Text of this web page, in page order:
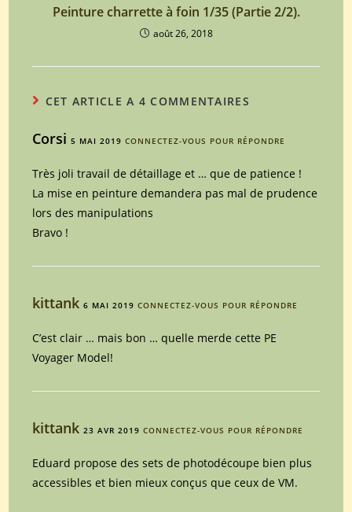
Peinture charrette à foin 1/35 (Partie 2/2).
août 26, 2018
CET ARTICLE A 4 COMMENTAIRES
Corsi5 MAI 2019 CONNECTEZ-VOUS POUR RÉPONDRE
Très joli travail de détaillage et … que de patience !
La mise en peinture demandera pas mal de prudence
lors des manipulations
Bravo !
kittank 6 MAI 2019 CONNECTEZ-VOUS POUR RÉPONDRE
C’est clair … mais bon … quelle merde cette PE
Voyager Model!
kittank 23 AVR 2019 CONNECTEZ-VOUS POUR RÉPONDRE
Eduard propose des sets de photodécoupe bien plus
accessibles et bien mieux conçus que ceux de VM.